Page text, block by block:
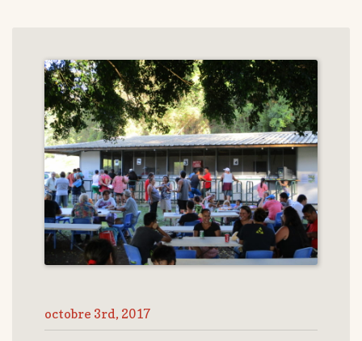
octobre 3rd, 2017